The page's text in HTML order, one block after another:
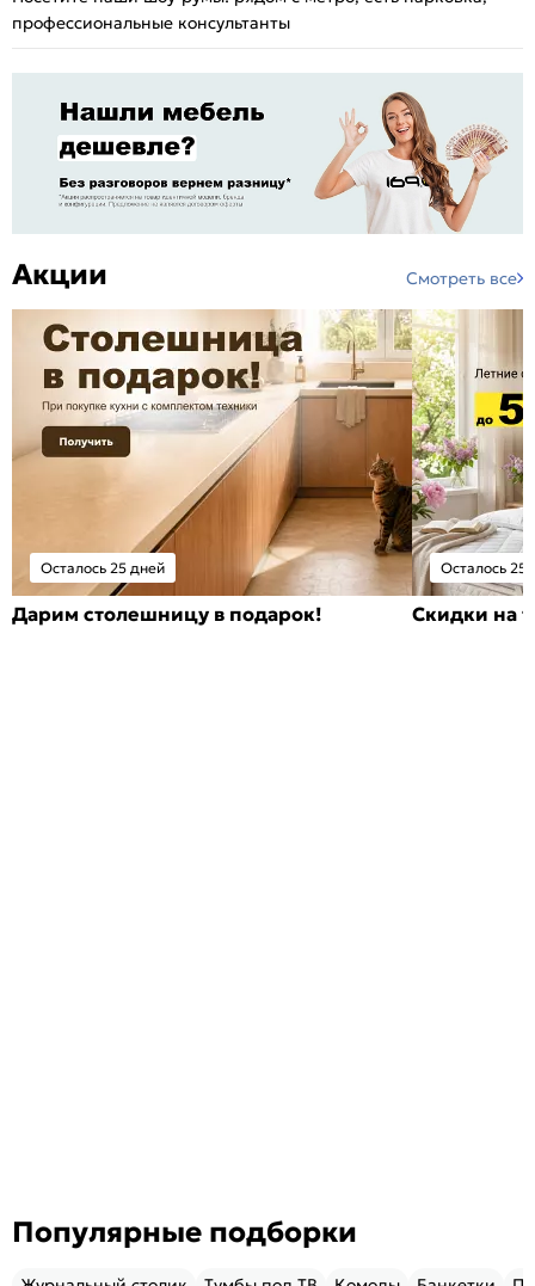
профессиональные консультанты
Акции Смотреть все
Осталось 25 дней
Дарим столешницу в подарок!
Осталось 25
Скидки на
Популярные подборки